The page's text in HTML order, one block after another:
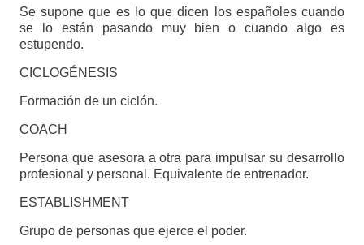
Se supone que es lo que dicen los españoles cuando
se lo están pasando muy bien o cuando algo es
estupendo.
CICLOGÉNESIS
Formación de un ciclón.
COACH
Persona que asesora a otra para impulsar su desarrollo
profesional y personal. Equivalente de entrenador.
ESTABLISHMENT
Grupo de personas que ejerce el poder.